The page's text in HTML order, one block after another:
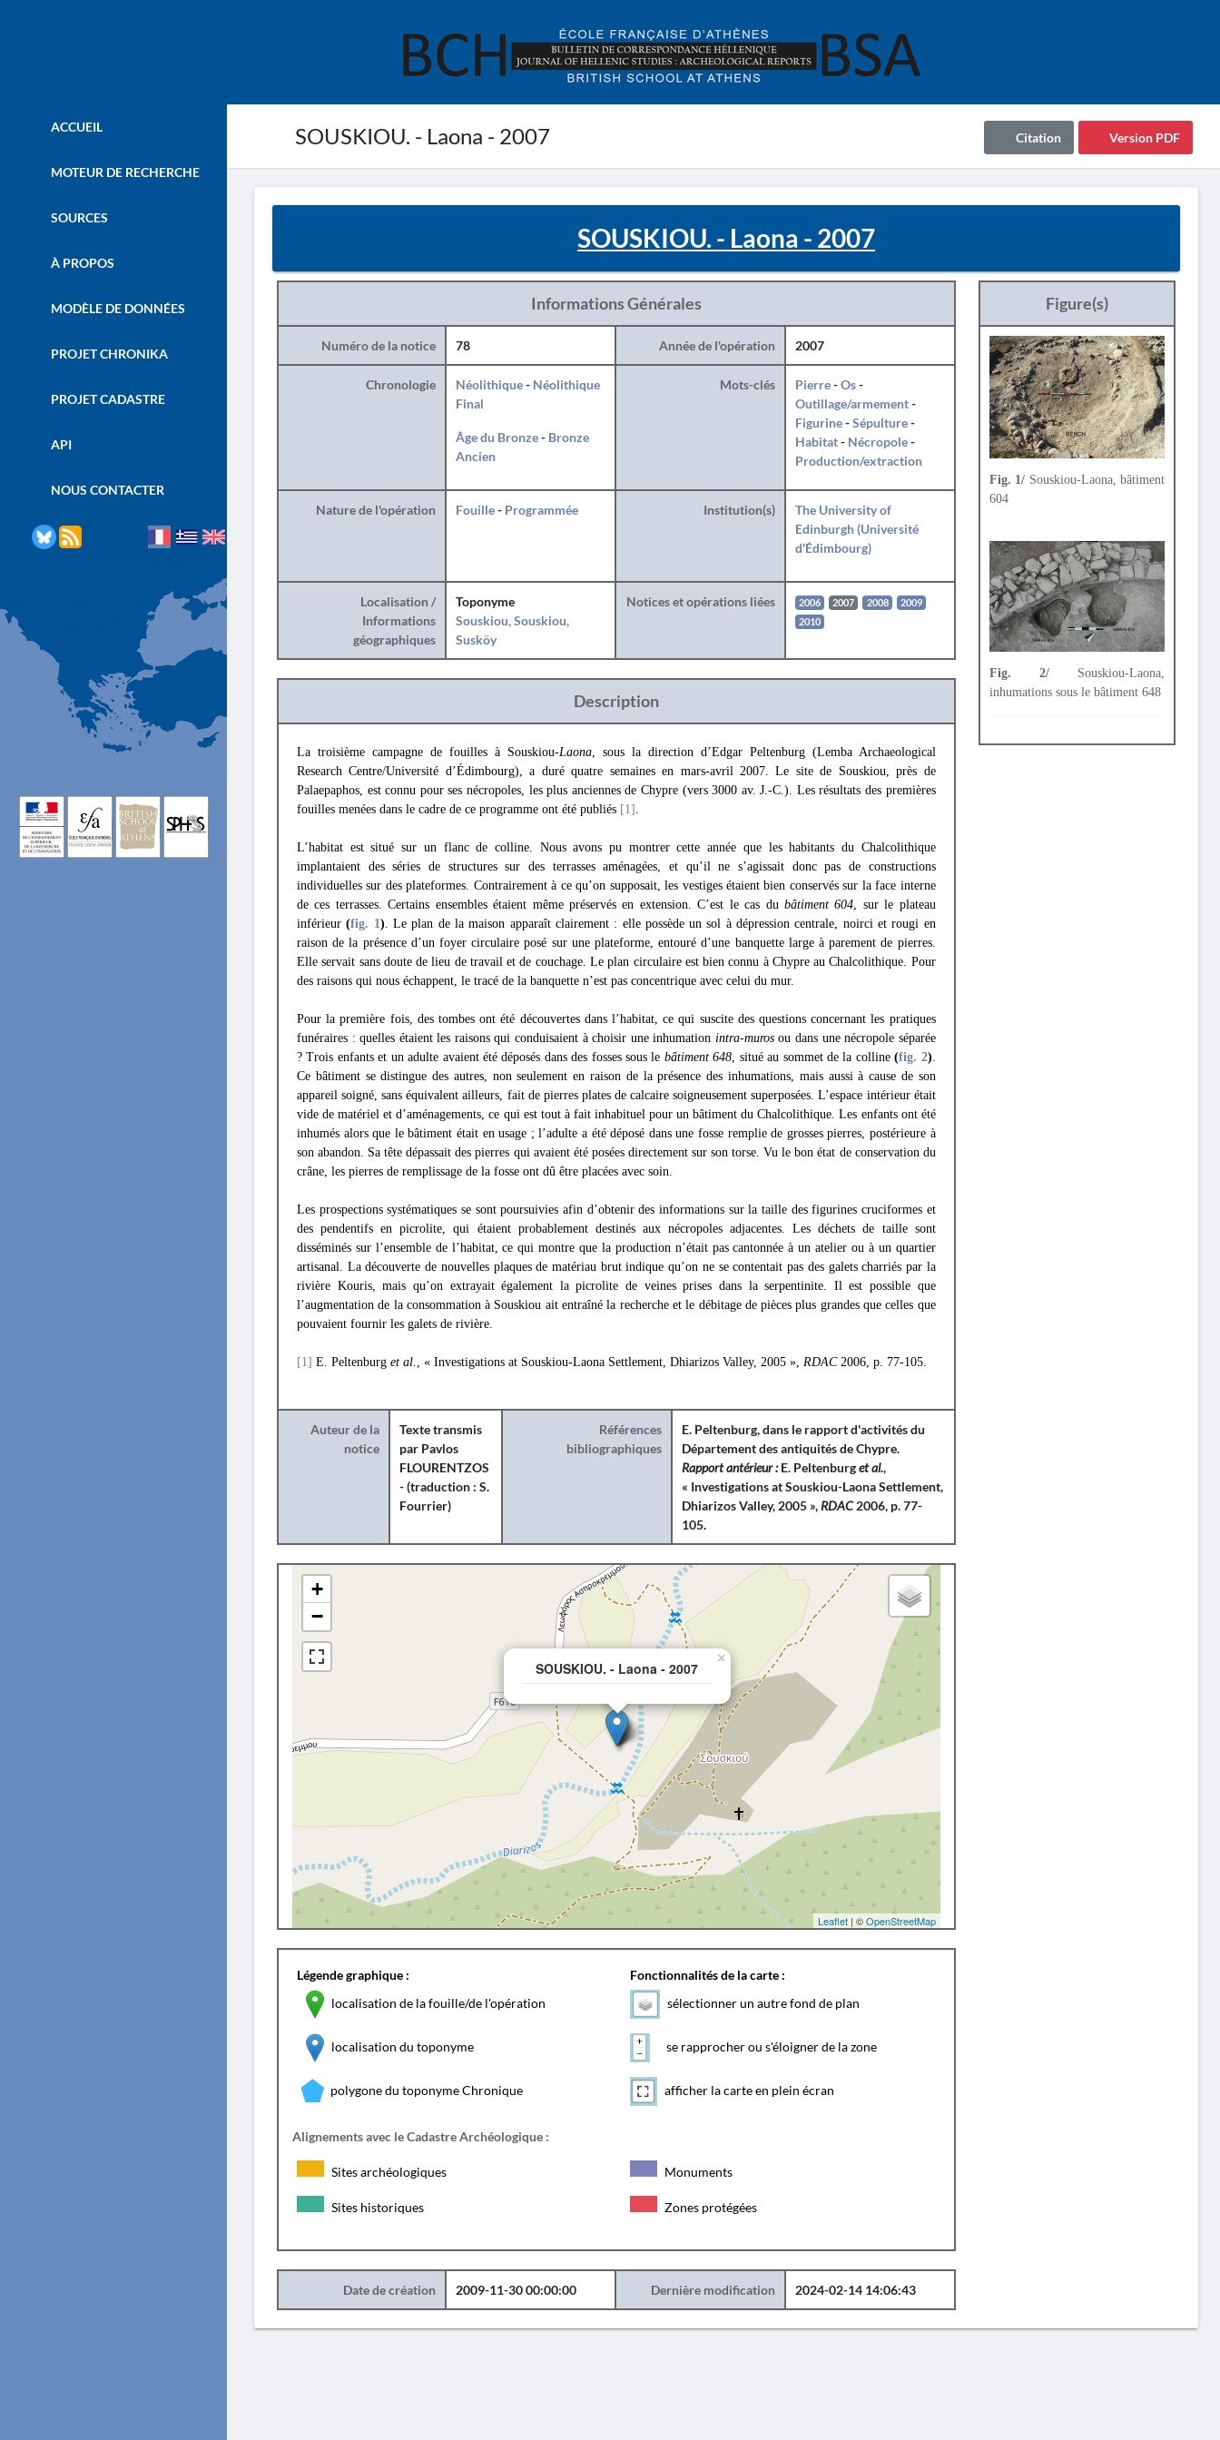
SOUSKIOU. - Laona - 2007 Version PDF
Citation
ACCUEIL
MOTEUR DE RECHERCHE
SOURCES
À PROPOS
MODÈLE DE DONNÉES
PROJET CHRONIKA
PROJET CADASTRE
API
NOUS CONTACTER
SOUSKIOU. - Laona - 2007
Informations Générales
Numéro de la notice 78 Année de l'opération 2007
Chronologie Néolithique- Néolithique
Final
Âge du Bronze- Bronze
Ancien
Mots-clés Pierre-Os-
Outillage/armement-
Figurine-Sépulture-
Habitat- Nécropole-
Production/extraction
Nature de l'opération Fouille- Programmée Institution(s)
The University of
Edinburgh (Université
d'Édimbourg)
Localisation /
Informations
géographiques
Toponyme
Souskiou, Souskiou,
Susköy
Notices et opérations liées 2006 2007 2008
2009
2010
Description
La troisième campagne de fouilles à Souskiou-Laona, sous la direction d’Edgar Peltenburg (Lemba Archaeological
Research Centre/Université d’Édimbourg), a duré quatre semaines en mars-avril 2007. Le site de Souskiou, près de
Palaepaphos, est connu pour ses nécropoles, les plus anciennes de Chypre (vers 3000 av. J.-C.). Les résultats des premières
fouilles menées dans le cadre de ce programme ont été publiés [1] .
L’habitat est situé sur un flanc de colline. Nous avons pu montrer cette année que les habitants du Chalcolithique
implantaient des séries de structures sur des terrasses aménagées, et qu’il ne s’agissait donc pas de constructions
individuelles sur des plateformes. Contrairement à ce qu’on supposait, les vestiges étaient bien conservés sur la face interne
de ces terrasses. Certains ensembles étaient même préservés en extension. C’est le cas du bâtiment 604, sur le plateau
inférieur(fig. 1). Le plan de la maison apparaît clairement : elle possède un sol à dépression centrale, noirci et rougi en
raison de la présence d’un foyer circulaire posé sur une plateforme, entouré d’une banquette large à parement de pierres.
Elle servait sans doute de lieu de travail et de couchage. Le plan circulaire est bien connu à Chypre au Chalcolithique. Pour
des raisons qui nous échappent, le tracé de la banquette n’est pas concentrique avec celui du mur.
Pour la première fois, des tombes ont été découvertes dans l’habitat, ce qui suscite des questions concernant les pratiques
funéraires : quelles étaient les raisons qui conduisaient à choisir une inhumation intra-murosou dans une nécropole séparée
? Trois enfants et un adulte avaient été déposés dans des fosses sous le bâtiment 648, situé au sommet de la colline(fig. 2).
Ce bâtiment se distingue des autres, non seulement en raison de la présence des inhumations, mais aussi à cause de son
appareil soigné, sans équivalent ailleurs, fait de pierres plates de calcaire soigneusement superposées. L’espace intérieur était
vide de matériel et d’aménagements, ce qui est tout à fait inhabituel pour un bâtiment du Chalcolithique. Les enfants ont été
inhumés alors que le bâtiment était en usage ; l’adulte a été déposé dans une fosse remplie de grosses pierres, postérieure à
son abandon. Sa tête dépassait des pierres qui avaient été posées directement sur son torse. Vu le bon état de conservation du
crâne, les pierres de remplissage de la fosse ont dû être placées avec soin.
Les prospections systématiques se sont poursuivies afin d’obtenir des informations sur la taille des figurines cruciformes et
des pendentifs en picrolite, qui étaient probablement destinés aux nécropoles adjacentes. Les déchets de taille sont
disséminés sur l’ensemble de l’habitat, ce qui montre que la production n’était pas cantonnée à un atelier ou à un quartier
artisanal. La découverte de nouvelles plaques de matériau brut indique qu’on ne se contentait pas des galets charriés par la
rivière Kouris, mais qu’on extrayait également la picrolite de veines prises dans la serpentinite. Il est possible que
l’augmentation de la consommation à Souskiou ait entraîné la recherche et le débitage de pièces plus grandes que celles que
pouvaient fournir les galets de rivière.
[1] E. Peltenburg et al., « Investigations at Souskiou-Laona Settlement, Dhiarizos Valley, 2005 », RDAC2006, p. 77-105.
Auteur de la
notice
Texte transmis
par Pavlos
FLOURENTZOS
- (traduction : S.
Fourrier)
Références
bibliographiques
E. Peltenburg, dans le rapport d'activités du
Département des antiquités de Chypre.
Rapport antérieur : E. Peltenburget al.,
« Investigations at Souskiou-Laona Settlement,
Dhiarizos Valley, 2005 », RDAC2006, p. 77-
105.
SOUSKIOU. - Laona - 2007
×
+
−
Leaflet| ©OpenStreetMap
Légende graphique :
localisation de la fouille/de l'opération
localisation du toponyme
polygone du toponyme Chronique
Fonctionnalités de la carte :
sélectionner un autre fond de plan
se rapprocher ou s'éloigner de la zone
afficher la carte en plein écran
Alignements avec le Cadastre Archéologique :
Sites archéologiques Monuments
Sites historiques Zones protégées
Date de création 2009-11-30 00:00:00 Dernière modification 2024-02-14 14:06:43
Figure(s)
Fig. 1/ Souskiou-Laona, bâtiment
604
Fig. 2/Souskiou-Laona,
inhumations sous le bâtiment 648